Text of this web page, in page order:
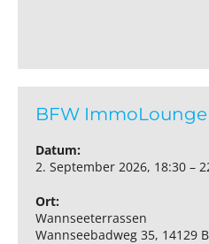
BFW
Datum:
2. September 2026, 18:30 –
Ort:
Wannseeterrassen
Wannseebadweg 35, 14129